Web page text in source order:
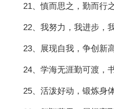
21、慎而思之，勤而行之
22、我努力，我进步，
23、展现自我，争创新
24、学海无涯勤可渡，
25、活泼好动，锻炼身